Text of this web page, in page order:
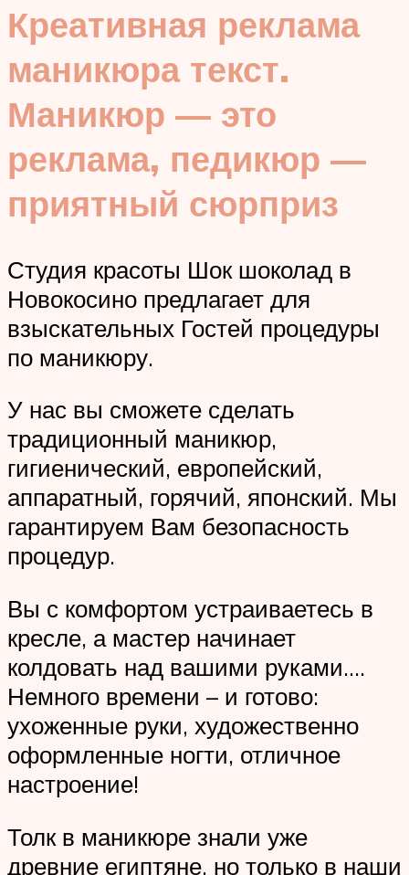
Креативная реклама
маникюра текст.
Маникюр — это
реклама, педикюр —
приятный сюрприз
Студия красоты Шок шоколад в
Новокосино предлагает для
взыскательных Гостей процедуры
по маникюру.
У нас вы сможете сделать
традиционный маникюр,
гигиенический, европейский,
аппаратный, горячий, японский. Мы
гарантируем Вам безопасность
процедур.
Вы с комфортом устраиваетесь в
кресле, а мастер начинает
колдовать над вашими руками….
Немного времени – и готово:
ухоженные руки, художественно
оформленные ногти, отличное
настроение!
Толк в маникюре знали уже
древние египтяне, но только в наши